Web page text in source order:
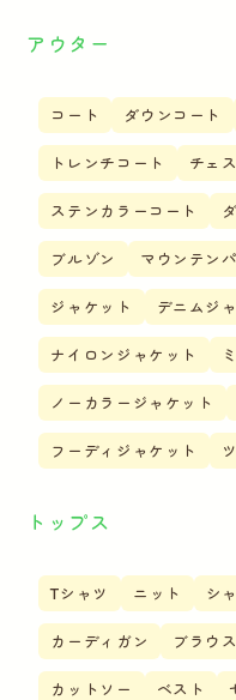
アウター
コート ダウンコート
トレンチコート チェ
ステンカラーコート
ブルゾン マウンテン
ジャケット デニムジ
ナイロンジャケット
ノーカラージャケット
フーディジャケット
トップス
Tシャツ ニット シ
カーディガン ブラウス
カットソー ベスト